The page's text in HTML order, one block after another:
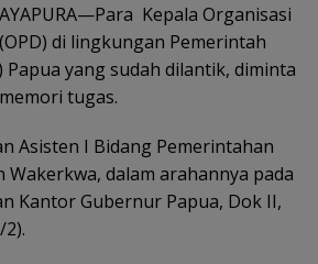
Kepala Organisasi
di lingkungan Pemerintah
yang sudah dilantik, diminta
tugas.
Asisten I Bidang Pemerintahan
Wakerkwa, dalam arahannya pada
Kantor Gubernur Papua, Dok II,